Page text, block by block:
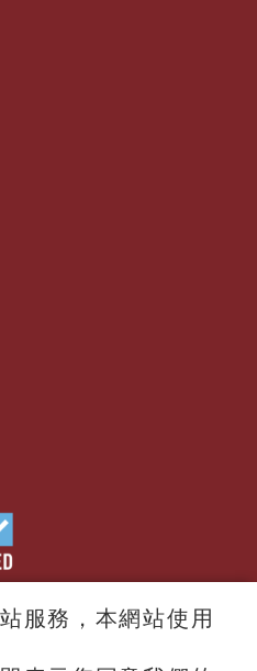
服務，本網站使用